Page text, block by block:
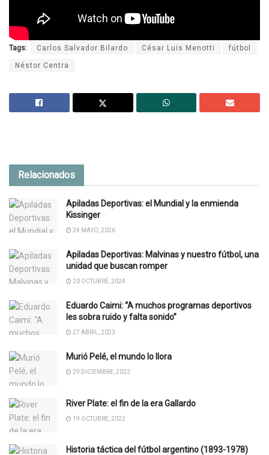
Tags: Carlos Salvador Bilardo César Luis Menotti fútbol
Néstor Centra
Relacionados
Apiladas Deportivas: el Mundial y la enmienda
Kissinger
24 MAYO, 2026
Apiladas Deportivas: Malvinas y nuestro fútbol, una
unidad que buscan romper
20 OCTUBRE, 2024
Eduardo Caimi: “A muchos programas deportivos
les sobra ruido y falta sonido”
27 ABRIL, 2023
Murió Pelé, el mundo lo llora
29 DICIEMBRE, 2022
River Plate: el fin de la era Gallardo
19 OCTUBRE, 2022
Historia táctica del fútbol argentino (1893-1978)